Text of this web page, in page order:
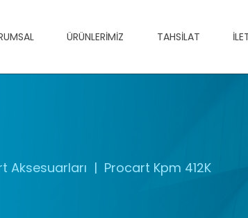
ÜRÜNLERIMIZ TAHSILAT
Aksesuarları Procart Kpm 412K